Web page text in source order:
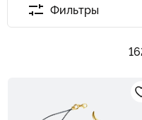
Фильтры